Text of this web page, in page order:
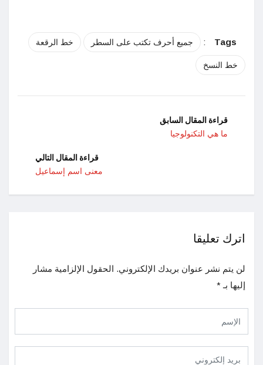
Tags
: جميع أحرف تكتب على السطر خط الرقعة
خط النسخ
قراءة المقال السابق
ما هي التكنولوجيا
قراءة المقال التالي
معنى اسم إسماعيل
اترك تعليقا
لن يتم نشر عنوان بريدك الإلكتروني. الحقول الإلزامية مشار
إليها بـ *